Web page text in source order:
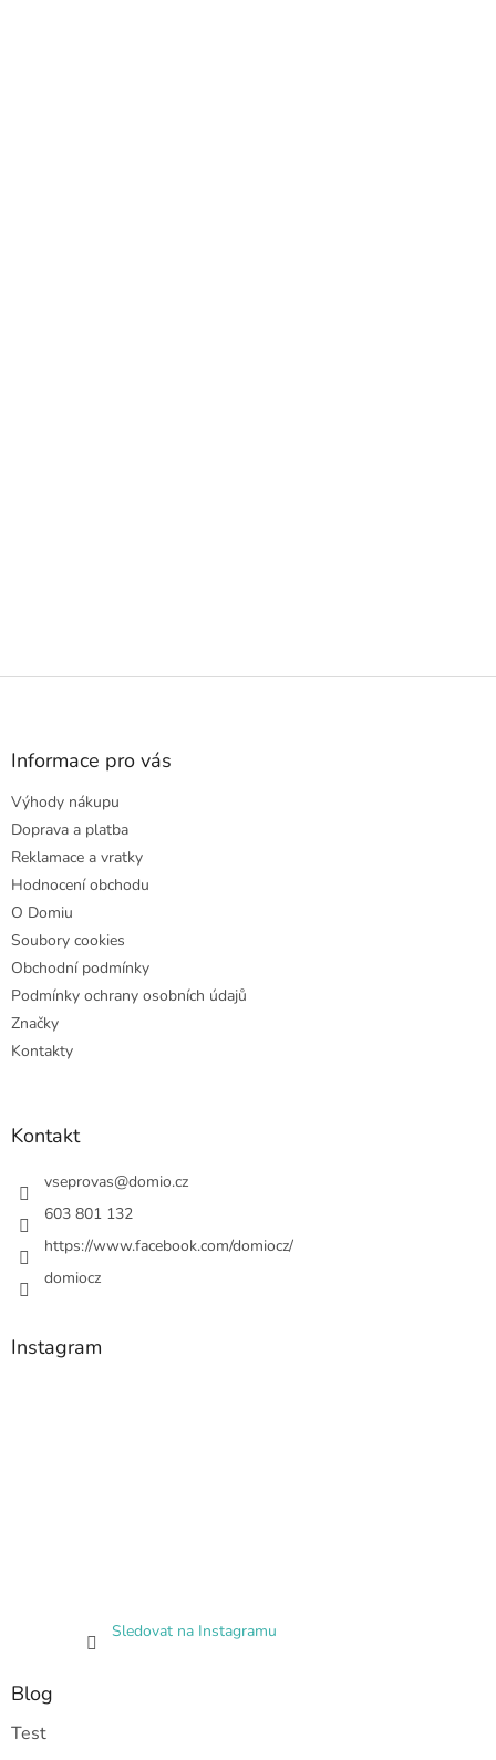
Z
Informace pro vás
Výhody nákupu
Doprava a platba
Reklamace a vratky
Hodnocení obchodu
O Domiu
Soubory cookies
Obchodní podmínky
Podmínky ochrany osobních údajů
Značky
Kontakty
Kontakt
vseprovas@domio.cz
603 801 132
https://www.facebook.com/domiocz/
domiocz
Instagram
Sledovat na Instagramu
Blog
Test